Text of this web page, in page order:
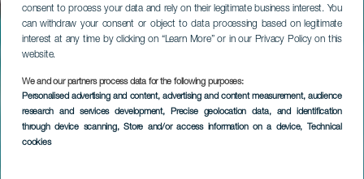
consent to process your data and rely on their legitimate business interest. You
can withdraw your consent or object to data processing based on legitimate
interest at any time by clicking on “Learn More” or in our Privacy Policy on this
website.
We and our partners process data for the following purposes:
Personalised advertising and content, advertising and content measurement, audience
research and services development, Precise geolocation data, and identification
through device scanning, Store and/or access information on a device, Technical
cookies